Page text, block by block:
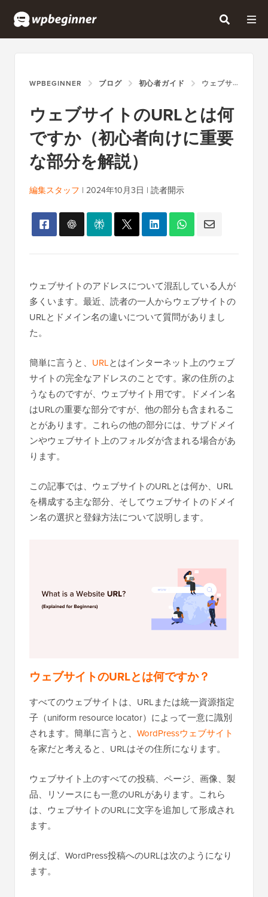
WPBEGINNER ブログ 初心者ガイド ウェブサイトのURLとは何ですか（初心者向けに重要な部分を解説）
ウェブサイトのURLとは何
ですか（初心者向けに重要
な部分を解説）
編集スタッフ | 2024年10月3日 | 読者開示
ウェブサイトのアドレスについて混乱している人が
多くいます。最近、読者の一人からウェブサイトの
URLとドメイン名の違いについて質問がありまし
た。
簡単に言うと、 URLとはインターネット上のウェブ
サイトの完全なアドレスのことです。家の住所のよ
うなものですが、ウェブサイト用です。ドメイン名
はURLの重要な部分ですが、他の部分も含まれるこ
とがあります。これらの他の部分には、サブドメイ
ンやウェブサイト上のフォルダが含まれる場合があ
ります。
この記事では、ウェブサイトのURLとは何か、URL
を構成する主な部分、そしてウェブサイトのドメイ
ン名の選択と登録方法について説明します。
ウェブサイトのURLとは何ですか？
すべてのウェブサイトは、URLまたは統一資源指定
子（uniform resource locator）によって一意に識別
されます。簡単に言うと、 WordPressウェブサイト
を家だと考えると、URLはその住所になります。
ウェブサイト上のすべての投稿、ページ、画像、製
品、リソースにも一意のURLがあります。これら
は、ウェブサイトのURLに文字を追加して形成され
ます。
例えば、WordPress投稿へのURLは次のようになり
ます。